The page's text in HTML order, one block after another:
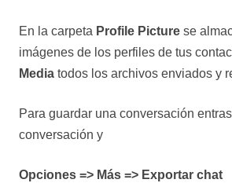
En la carpeta Profile Picture se
imágenes de los perfiles de tus
Media todos los archivos enviados y
Para guardar una conversación
conversación y
Opciones => Más => Exportar chat